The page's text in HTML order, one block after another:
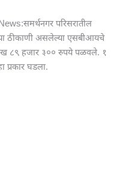
परिसरातील
ठीकाणी असलेल्या एसबीआयचे
८९ हजार ३०० रुपये पळवले. १
प्रकार घडला.